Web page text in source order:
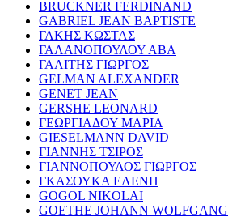
BRUCKNER FERDINAND
GABRIEL JEAN BAPTISTE
ΓΑΚΗΣ ΚΩΣΤΑΣ
ΓΑΛΑΝΟΠΟΥΛΟΥ ΑΒΑ
ΓΑΛΙΤΗΣ ΓΙΩΡΓΟΣ
GELMAN ALEXANDER
GENET JEAN
GERSHE LEONARD
ΓΕΩΡΓΙΑΔΟΥ ΜΑΡΙΑ
GIESELMANN DAVID
ΓΙΑΝΝΗΣ ΤΣΙΡΟΣ
ΓΙΑΝΝΟΠΟΥΛΟΣ ΓΙΩΡΓΟΣ
ΓΚΑΣΟΥΚΑ ΕΛΕΝΗ
GOGOL NIKOLAI
GOETHE JOHANN WOLFGANG